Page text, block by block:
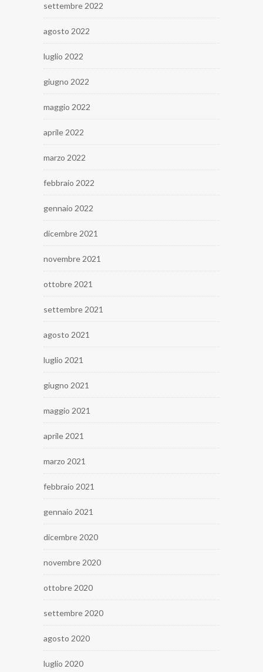
settembre 2022
agosto 2022
luglio 2022
giugno 2022
maggio 2022
aprile 2022
marzo 2022
febbraio 2022
gennaio 2022
dicembre 2021
novembre 2021
ottobre 2021
settembre 2021
agosto 2021
luglio 2021
giugno 2021
maggio 2021
aprile 2021
marzo 2021
febbraio 2021
gennaio 2021
dicembre 2020
novembre 2020
ottobre 2020
settembre 2020
agosto 2020
luglio 2020